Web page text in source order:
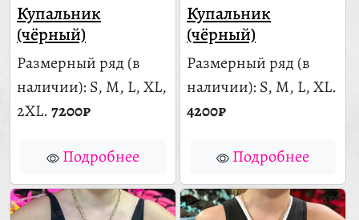
Купальник
(чёрный)
Размерный ряд (в
наличии): S, M, L, XL,
2XL.7200₽
Подробнее
Купальник
(чёрный)
Размерный ряд (в
наличии): S, M, L, XL.
4200₽
Подробнее